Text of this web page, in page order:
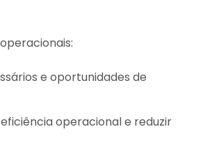
e oportunidades de
operacional e reduzir